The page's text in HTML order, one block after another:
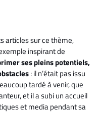
articles sur ce thème,
inspirant de
ses pleins potentiels,
: il n’était pas issu
tardé à venir, que
et il a subi un accueil
et media pendant sa